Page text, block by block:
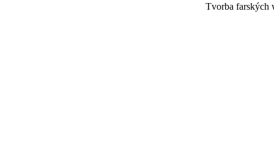
Tvorba farských